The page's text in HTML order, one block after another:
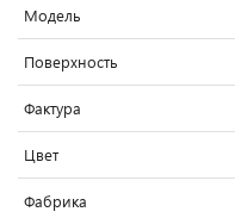
Модель
Поверхность
Фактура
Цвет
Фабрика